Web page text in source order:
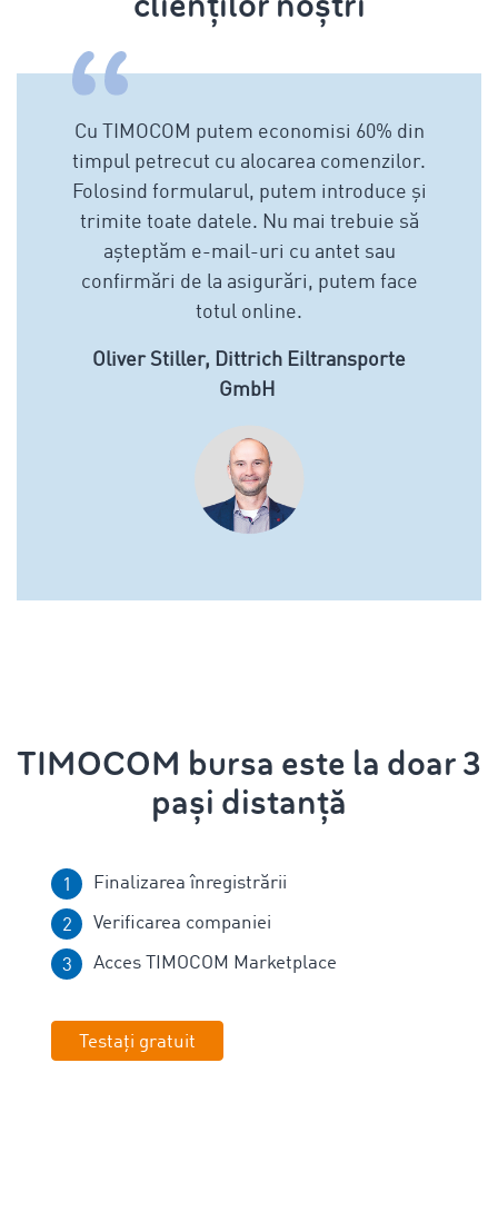
Cu TIMOCOM putem economisi 60% din
timpul petrecut cu alocarea comenzilor.
Folosind formularul, putem introduce și
trimite toate datele. Nu mai trebuie să
așteptăm e-mail-uri cu antet sau
confirmări de la asigurări, putem face
totul online.
Oliver Stiller, Dittrich Eiltransporte
GmbH
TIMOCOM bursa este la doar 3
pași distanță
Finalizarea înregistrării
Verificarea companiei
Acces TIMOCOM Marketplace
Testați gratuit